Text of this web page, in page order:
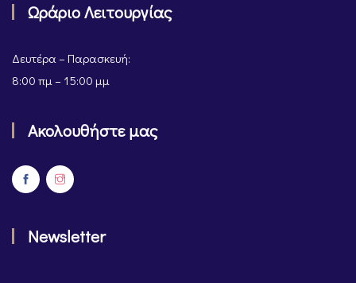
Ωράριο Λειτουργίας
Δευτέρα – Παρασκευή:
8:00 πμ – 15:00 μμ
Ακολουθήστε μας
Newsletter